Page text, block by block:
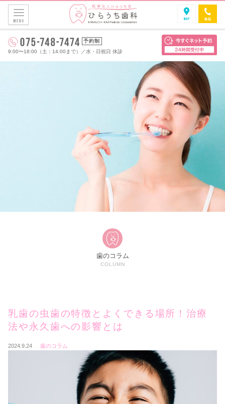
予約制
9:00〜18:00（土：14:00まで）
／水・日祝日 休診
歯のコラム
COLUMN
乳歯の虫歯の特徴とよくできる場所！治療
法や永久歯への影響とは
2024.9.24 歯のコラム